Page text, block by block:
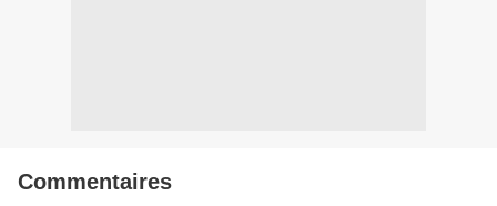
Commentaires